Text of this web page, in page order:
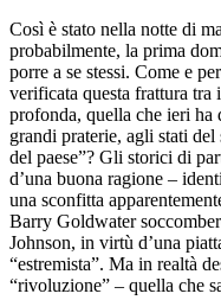
Così è stato nella notte di
probabilmente, la prima
porre a se stessi. Come e
verificata questa frattura tra
profonda, quella che ieri ha
grandi praterie, agli stati
del paese”? Gli storici di
d’una buona ragione –
una sconfitta
Barry Goldwater
Johnson, in virtù d’una
“estremista”. Ma in realtà
“rivoluzione” – quella che